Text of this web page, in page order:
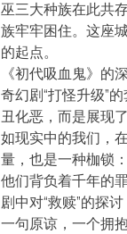
巫三大种族在此共
族牢牢困住。这座
的起点。
《初代吸血鬼》的
奇幻剧“打怪升级”
丑化恶，而是展现
如现实中的我们，
量，也是一种枷锁
他们背负着千年的
剧中对“救赎”的探
一句原谅，一个拥